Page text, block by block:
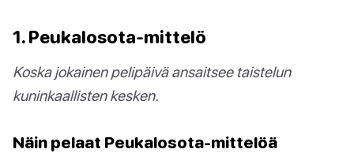
1. Peukalosota-mittelö
Koska jokainen pelipäivä ansaitsee taistelun
kuninkaallisten kesken.
Näin pelaat Peukalosota-mittelöä